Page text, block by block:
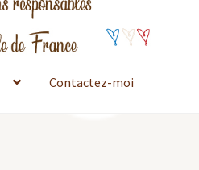
Contactez-moi